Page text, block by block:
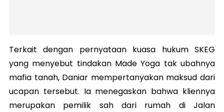
Terkait dengan pernyataan kuasa hukum SKEG
yang menyebut tindakan Made Yoga tak ubahnya
mafia tanah, Daniar mempertanyakan maksud dari
ucapan tersebut. Ia menegaskan bahwa kliennya
merupakan pemilik sah dari rumah di Jalan